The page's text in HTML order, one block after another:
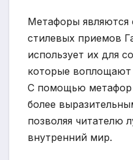
Метафоры
стилевых приемов
использует их для
которые воплощают
С помощью метафор
более
позволяя читателю
внутренний мир.